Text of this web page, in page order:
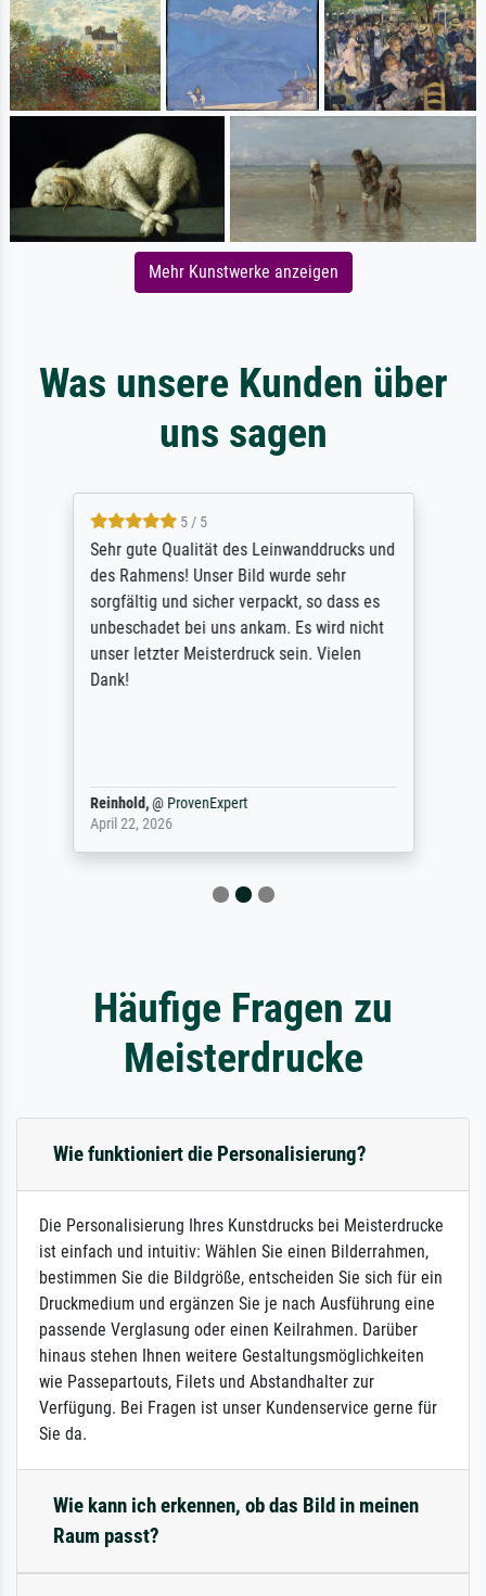
Mehr Kunstwerke anzeigen
Was unsere Kunden über
uns sagen
5 / 5
Sehr gute Qualität des Leinwanddrucks und
des Rahmens! Unser Bild wurde sehr
sorgfältig und sicher verpackt, so dass es
unbeschadet bei uns ankam. Es wird nicht
unser letzter Meisterdruck sein. Vielen
Dank!
Reinhold,@ ProvenExpert
April 22, 2026
Häufige Fragen zu
Meisterdrucke
Wie funktioniert die Personalisierung?
Die Personalisierung Ihres Kunstdrucks bei Meisterdrucke
ist einfach und intuitiv: Wählen Sie einen Bilderrahmen,
bestimmen Sie die Bildgröße, entscheiden Sie sich für ein
Druckmedium und ergänzen Sie je nach Ausführung eine
passende Verglasung oder einen Keilrahmen. Darüber
hinaus stehen Ihnen weitere Gestaltungsmöglichkeiten
wie Passepartouts, Filets und Abstandhalter zur
Verfügung. Bei Fragen ist unser Kundenservice gerne für
Sie da.
Wie kann ich erkennen, ob das Bild in meinen
Raum passt?